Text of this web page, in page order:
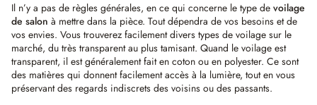
Il n’y a pas de règles générales, en ce qui concerne le type de voilage
de salon à mettre dans la pièce. Tout dépendra de vos besoins et de
vos envies. Vous trouverez facilement divers types de voilage sur le
marché, du très transparent au plus tamisant. Quand le voilage est
transparent, il est généralement fait en coton ou en polyester. Ce sont
des matières qui donnent facilement accès à la lumière, tout en vous
préservant des regards indiscrets des voisins ou des passants.